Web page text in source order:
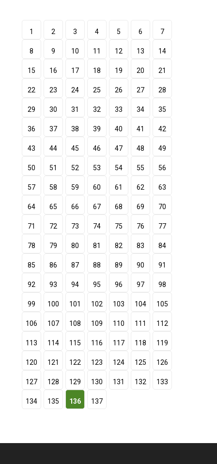
1 2 3 4 5 6 7
8 9 10 11 12 13 14
15 16 17 18 19 20 21
22 23 24 25 26 27 28
29 30 31 32 33 34 35
36 37 38 39 40 41 42
43 44 45 46 47 48 49
50 51 52 53 54 55 56
57 58 59 60 61 62 63
64 65 66 67 68 69 70
71 72 73 74 75 76 77
78 79 80 81 82 83 84
85 86 87 88 89 90 91
92 93 94 95 96 97 98
99 100 101 102 103 104 105
106 107 108 109 110 111 112
113 114 115 116 117 118 119
120 121 122 123 124 125 126
127 128 129 130 131 132 133
134 135 136 137